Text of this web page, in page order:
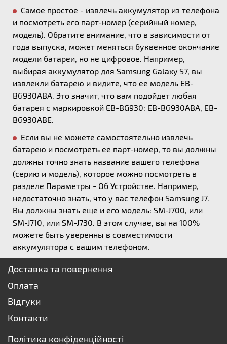
Самое простое - извлечь аккумулятор из телефона
и посмотреть его парт-номер (серийный номер,
модель). Обратите внимание, что в зависимости от
года выпуска, может меняться буквенное окончание
модели батареи, но не цифровое. Например,
выбирая аккумулятор для Samsung Galaxy S7, вы
извлекли батарею и видите, что ее модель EB-
BG930ABA. Это значит, что вам подойдет любая
батарея с маркировкой EB-BG930: EB-BG930ABA, EB-
BG930ABE.
Если вы не можете самостоятельно извлечь
батарею и посмотреть ее парт-номер, то вы должны
должны точно знать название вашего телефона
(серию и модель), которое можно посмотреть в
разделе Параметры - Об Устройстве. Например,
недостаточно знать, что у вас телефон Samsung J7.
Вы должны знать еще и его модель: SM-J700, или
SM-J710, или SM-J730. В этом случае, вы на 100%
можете быть уверенны в совместимости
аккумулятора с вашим телефоном.
Доставка та повернення
Оплата
Відгуки
Контакти
Політика конфіденційності